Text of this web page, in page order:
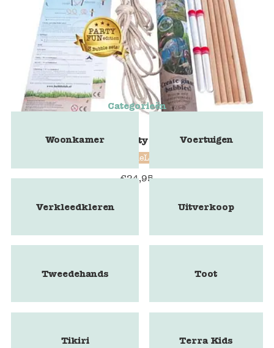
BubbleLab Party Fun edition
BubbleLab
€24,95
Categorieën
Woonkamer Voertuigen
Verkleedkleren Uitverkoop
Tweedehands Toot
Tikiri Terra Kids